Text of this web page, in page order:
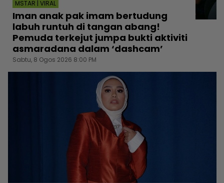
MSTAR | VIRAL
Iman anak pak imam bertudung
labuh runtuh di tangan abang!
Pemuda terkejut jumpa bukti aktiviti
asmaradana dalam ‘dashcam’
Sabtu, 8 Ogos 2026 8:00 PM